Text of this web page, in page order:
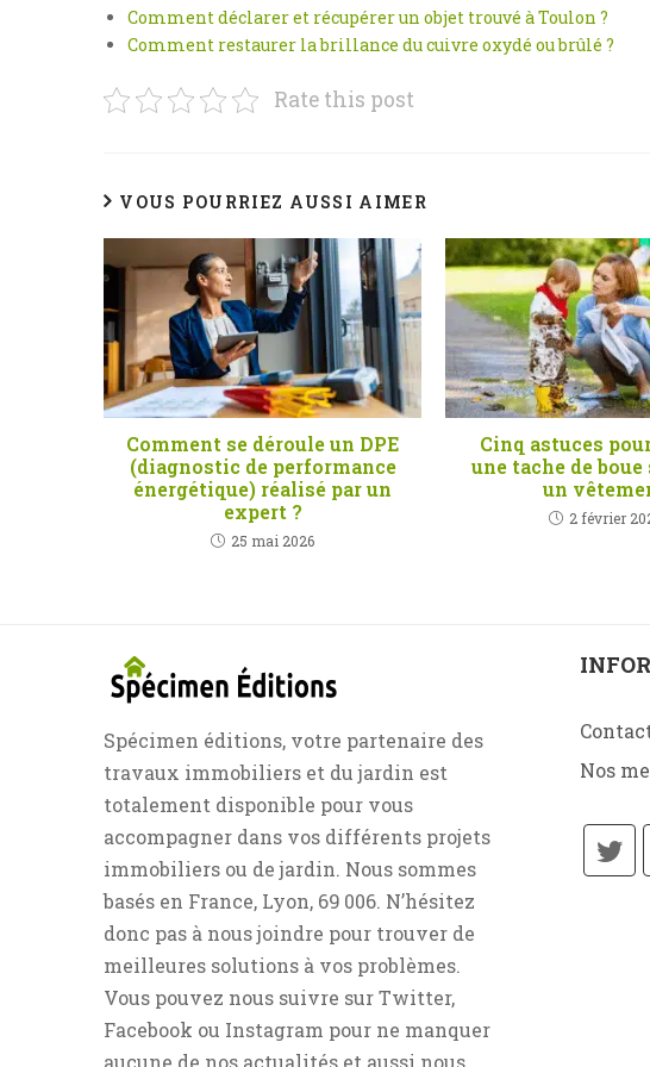
Comment déclarer et récupérer un objet trouvé à Toulon ?
Comment restaurer la brillance du cuivre oxydé ou brûlé ?
Rate this post
VOUS POURRIEZ AUSSI AIMER
Comment se déroule un DPE
(diagnostic de performance
énergétique) réalisé par un
expert ?
25 mai 2026
Cinq astuces
une tache de boue
un
2 février
Spécimen éditions, votre partenaire des
travaux immobiliers et du jardin est
totalement disponible pour vous
accompagner dans vos différents projets
immobiliers ou de jardin. Nous sommes
basés en France, Lyon, 69 006. N’hésitez
donc pas à nous joindre pour trouver de
meilleures solutions à vos problèmes.
Vous pouvez nous suivre sur Twitter,
Facebook ou Instagram pour ne manquer
aucune de nos actualités et aussi nous
Nos